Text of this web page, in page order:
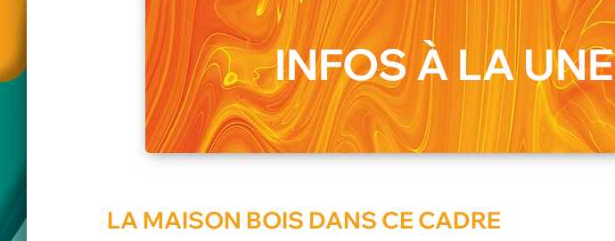
INFOS À LA UNE
LA MAISON BOIS DANS CE CADRE